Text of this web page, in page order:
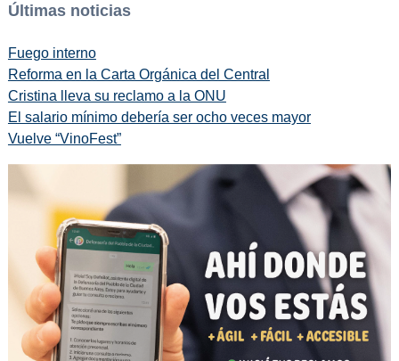
Últimas noticias
Fuego interno
Reforma en la Carta Orgánica del Central
Cristina lleva su reclamo a la ONU
El salario mínimo debería ser ocho veces mayor
Vuelve “VinoFest”